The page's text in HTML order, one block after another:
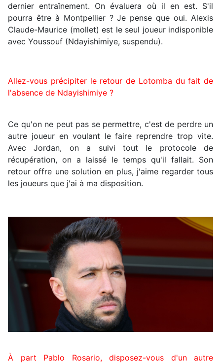
dernier entraînement. On évaluera où il en est. S'il
pourra être à Montpellier ? Je pense que oui. Alexis
Claude-Maurice (mollet) est le seul joueur indisponible
avec Youssouf (Ndayishimiye, suspendu).
Allez-vous précipiter le retour de Lotomba du fait de
l'absence de Ndayishimiye ?
Ce qu'on ne peut pas se permettre, c'est de perdre un
autre joueur en voulant le faire reprendre trop vite.
Avec Jordan, on a suivi tout le protocole de
récupération, on a laissé le temps qu'il fallait. Son
retour offre une solution en plus, j'aime regarder tous
les joueurs que j'ai à ma disposition.
À part Pablo Rosario, disposez-vous d'un autre